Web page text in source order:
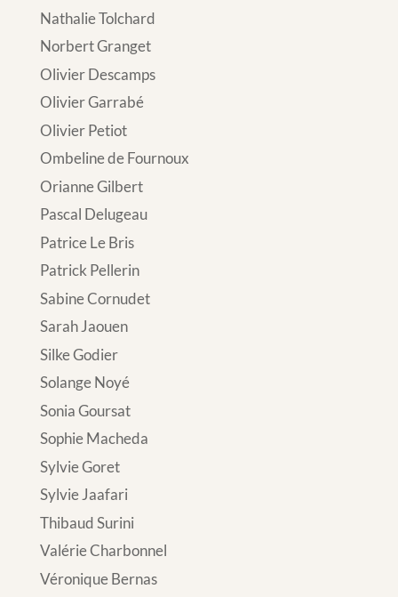
Nathalie Tolchard
Norbert Granget
Olivier Descamps
Olivier Garrabé
Olivier Petiot
Ombeline de Fournoux
Orianne Gilbert
Pascal Delugeau
Patrice Le Bris
Patrick Pellerin
Sabine Cornudet
Sarah Jaouen
Silke Godier
Solange Noyé
Sonia Goursat
Sophie Macheda
Sylvie Goret
Sylvie Jaafari
Thibaud Surini
Valérie Charbonnel
Véronique Bernas